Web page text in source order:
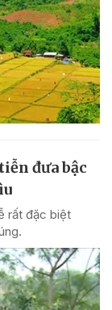
đưa bậc
rất đặc biệt